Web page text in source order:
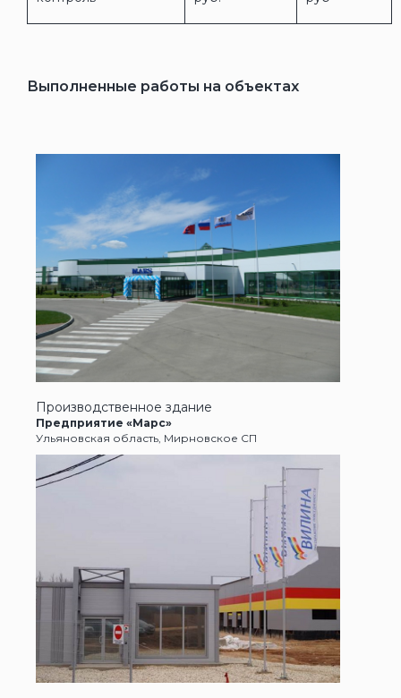
Выполненные работы на объектах
Производственное здание
Предприятие «Марс»
Ульяновская область, Мирновское СП